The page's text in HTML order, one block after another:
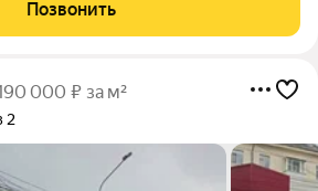
площадь 1 430,3 кв. м.
Позвонить
000 ₽ за м²
2